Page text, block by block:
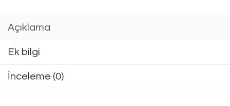
Açıklama
Ek bilgi
İnceleme (0)